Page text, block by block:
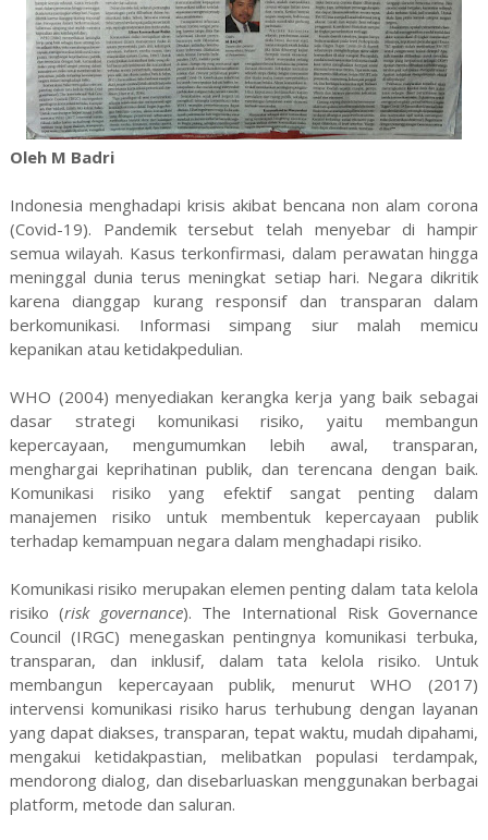
Oleh M Badri
Indonesia menghadapi krisis akibat bencana non alam corona
(Covid-19). Pandemik tersebut telah menyebar di hampir
semua wilayah. Kasus terkonfirmasi, dalam perawatan hingga
meninggal dunia terus meningkat setiap hari. Negara dikritik
karena dianggap kurang responsif dan transparan dalam
berkomunikasi. Informasi simpang siur malah memicu
kepanikan atau ketidakpedulian.
WHO (2004) menyediakan kerangka kerja yang baik sebagai
dasar strategi komunikasi risiko, yaitu membangun
kepercayaan, mengumumkan lebih awal, transparan,
menghargai keprihatinan publik, dan terencana dengan baik.
Komunikasi risiko yang efektif sangat pentingdalam
manajemen risiko untukmembentuk kepercayaan publik
terhadap kemampuan negara dalam menghadapi risiko.
Komunikasi risiko merupakan elemen penting dalam tata kelola
risiko (risk governance). The International Risk Governance
Council (IRGC) menegaskan pentingnya komunikasi terbuka,
transparan, dan inklusif, dalam tata kelola risiko. Untuk
membangun kepercayaan publik, menurut WHO (2017)
intervensi komunikasi risiko harus terhubung dengan layanan
yang dapat diakses, transparan, tepat waktu, mudah dipahami,
mengakui ketidakpastian, melibatkan populasi terdampak,
mendorong dialog, dan disebarluaskan menggunakan berbagai
platform, metode dan saluran.